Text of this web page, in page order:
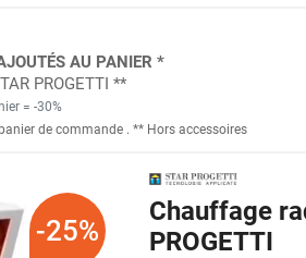
AU PANIER *
PROGETTI **
= -30%
de commande . ** Hors accessoires
-25%
Chauffage
PROGETTI